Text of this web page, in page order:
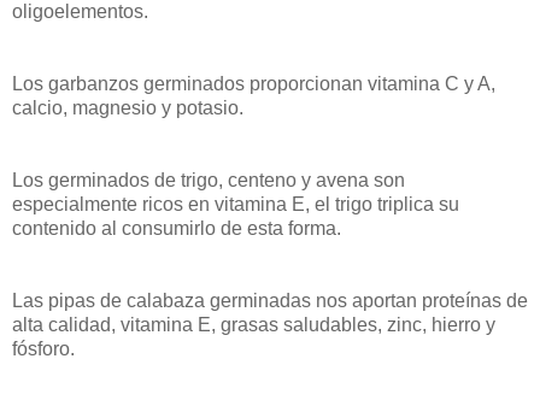
oligoelementos.
Los garbanzos germinados proporcionan vitamina C y A,
calcio, magnesio y potasio.
Los germinados de trigo, centeno y avena son
especialmente ricos en vitamina E, el trigo triplica su
contenido al consumirlo de esta forma.
Las pipas de calabaza germinadas nos aportan proteínas de
alta calidad, vitamina E, grasas saludables, zinc, hierro y
fósforo.